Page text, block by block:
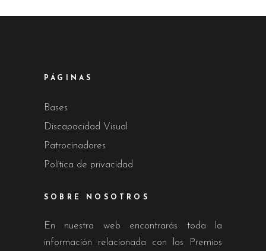
PÁGINAS
Bases
Discapacidad Visual
Patrocinadores
Política de privacidad
SOBRE NOSOTROS
En nuestra web encontrarás toda la
información relacionada con los Premios